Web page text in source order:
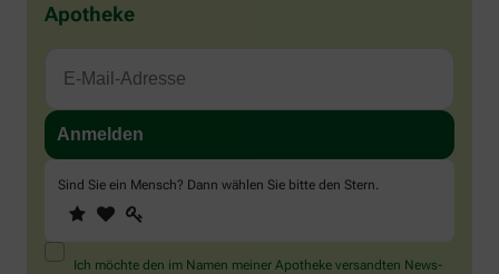
Apotheke
Sind Sie ein Mensch? Dann wählen Sie bitte den Stern
Sind
Sie
ein
Mensch?
1 2
Ich möchte den im Namen meiner Apotheke versandten News-